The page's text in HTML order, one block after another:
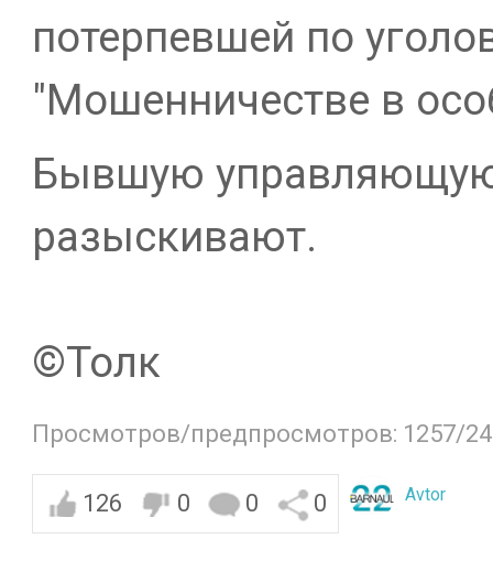
потерпевшей по
"Мошенничестве в
Бывшую
разыскивают.
©️Толк
Просмотров/предпросмотров: 1257/
126 0 0 0 Avtor